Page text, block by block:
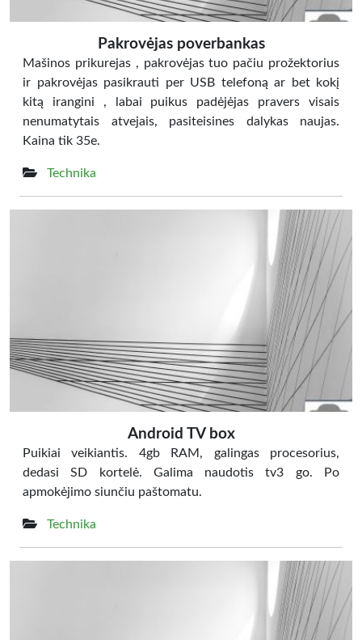
Pakrovėjas poverbankas
Mašinos prikurejas , pakrovėjas tuo pačiu prožektorius
ir pakrovėjas pasikrauti per USB telefoną ar bet kokį
kitą irangini , labai puikus padėjėjas pravers visais
nenumatytais atvejais, pasiteisines dalykas naujas.
Kaina tik 35e.
Technika
Android TV box
Puikiai veikiantis. 4gb RAM, galingas procesorius,
dedasi SD kortelė. Galima naudotis tv3 go. Po
apmokėjimo siunčiu paštomatu.
Technika